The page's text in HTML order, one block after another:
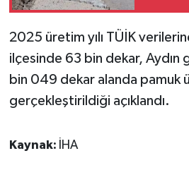
2025 üretim yılı TÜİK
ilçesinde 63 bin dekar, Aydın
bin 049 dekar alanda pamuk
gerçekleştirildiği açıklandı.
Kaynak: İHA